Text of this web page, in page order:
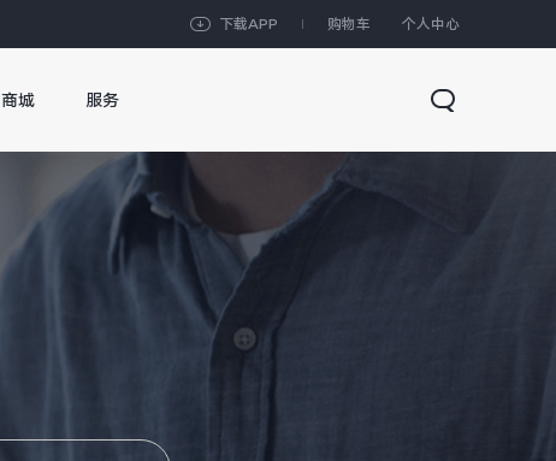
下载APP 购物车 个人中心
商城 服务